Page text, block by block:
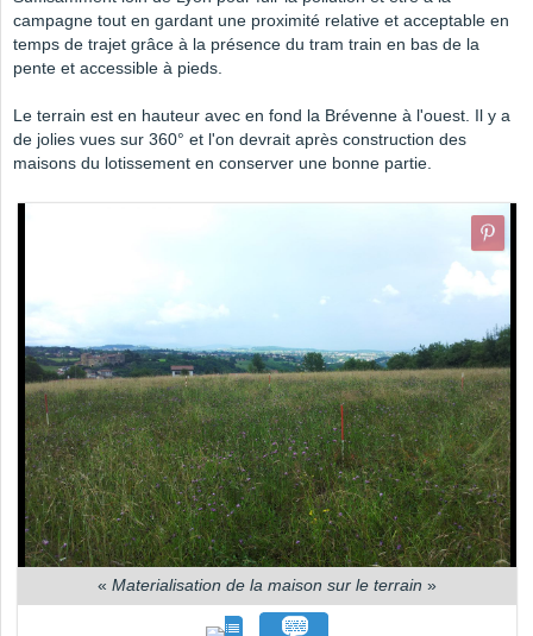
campagne tout en gardant une proximité relative et acceptable en
temps de trajet grâce à la présence du tram train en bas de la
pente et accessible à pieds.
Le terrain est en hauteur avec en fond la Brévenne à l'ouest. Il y a
de jolies vues sur 360° et l'on devrait après construction des
maisons du lotissement en conserver une bonne partie.
« Materialisation de la maison sur le terrain »